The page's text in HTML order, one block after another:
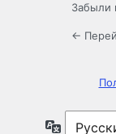
Забыли
←
Язык